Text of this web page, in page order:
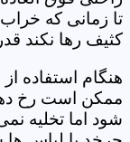
تا زمانی که
کثیف رها نکند
هنگام استفاده
ممکن است رخ
شود اما تخلیه